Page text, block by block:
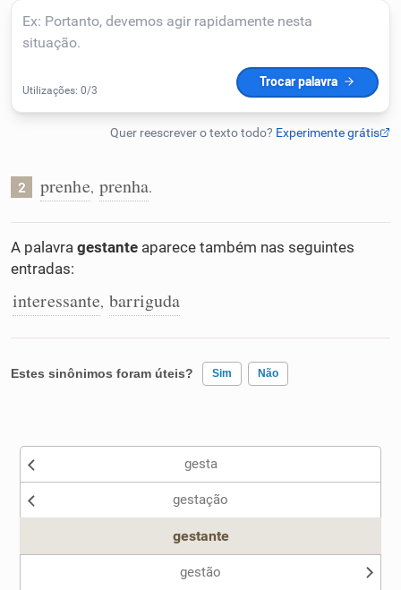
Corrigir Texto
Detector de IA
Humanizador de IA
Cata-letras
Caça-palavras
2 prenhe, prenha.
A palavra gestante aparece também nas seguintes
entradas:
interessante, barriguda
Estes sinônimos foram úteis? Sim Não
Nenhum dos sinônimos apresentados me ajudou
gesta
gestação
gestante
gestão